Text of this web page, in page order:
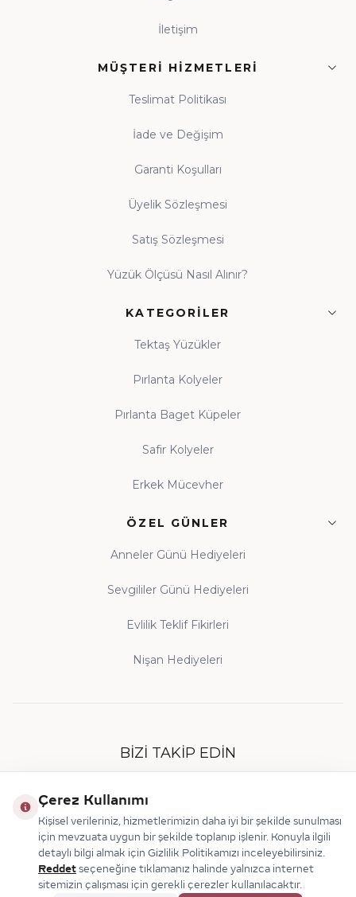
İletişim
MÜŞTERI HIZMETLERI
Teslimat Politikası
İade ve Değişim
Garanti Koşulları
Üyelik Sözleşmesi
Satış Sözleşmesi
Yüzük Ölçüsü Nasıl Alınır?
KATEGORILER
Tektaş Yüzükler
Pırlanta Kolyeler
Pırlanta Baget Küpeler
Safir Kolyeler
Erkek Mücevher
ÖZEL GÜNLER
Anneler Günü Hediyeleri
Sevgililer Günü Hediyeleri
Evlilik Teklif Fikirleri
Nişan Hediyeleri
© 2026 Makdis Pırlanta
BIZI TAKIP EDIN
Çerez Kullanımı
Kişisel verileriniz, hizmetlerimizin daha iyi bir şekilde sunulması
için mevzuata uygun bir şekilde toplanıp işlenir. Konuyla ilgili
detaylı bilgi almak için Gizlilik Politikamızı inceleyebilirsiniz.
Reddet seçeneğine tıklamanız halinde yalnızca internet
sitemizin çalışması için gerekli çerezler kullanılacaktır.